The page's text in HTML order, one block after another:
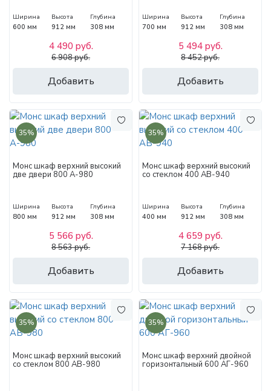
Ширина
600 мм
Высота
912 мм
Глубина
308 мм
Добавить
4 490 руб.
6 908 руб.
Ширина
700 мм
Высота
912 мм
Глубина
308 мм
Добавить
5 494 руб.
8 452 руб.
35%
Монс шкаф верхний высокий
две двери 800 А-980
Ширина
800 мм
Высота
912 мм
Глубина
308 мм
Добавить
5 566 руб.
8 563 руб.
35%
Монс шкаф верхний высокий
со стеклом 400 АВ-940
Ширина
400 мм
Высота
912 мм
Глубина
308 мм
Добавить
4 659 руб.
7 168 руб.
35%
Монс шкаф верхний высокий
со стеклом 800 АВ-980
35%
Монс шкаф верхний двойной
горизонтальный 600 АГ-960